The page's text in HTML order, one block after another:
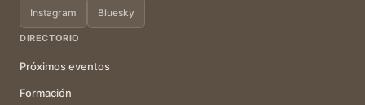
Instagram Bluesky
DIRECTORIO
Próximos eventos
Formación